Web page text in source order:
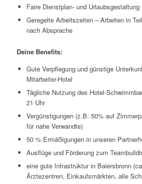
Faire Dienstplan- und Urlaubsgestaltung
Geregelte Arbeitszeiten – Arbeiten in
nach Absprache
Deine Benefits:
Gute Verpflegung und günstige
Mitarbeiter-Hotel
Tägliche Nutzung des Hotel-
21 Uhr
Vergünstigungen (z.B. 50% auf
für nahe Verwandte)
50 % Ermäßigungen in unseren
Ausflüge und Förderung zum
eine gute Infrastruktur in Baiersbronn
Ärztezentren, Einkaufsmärkten, alle